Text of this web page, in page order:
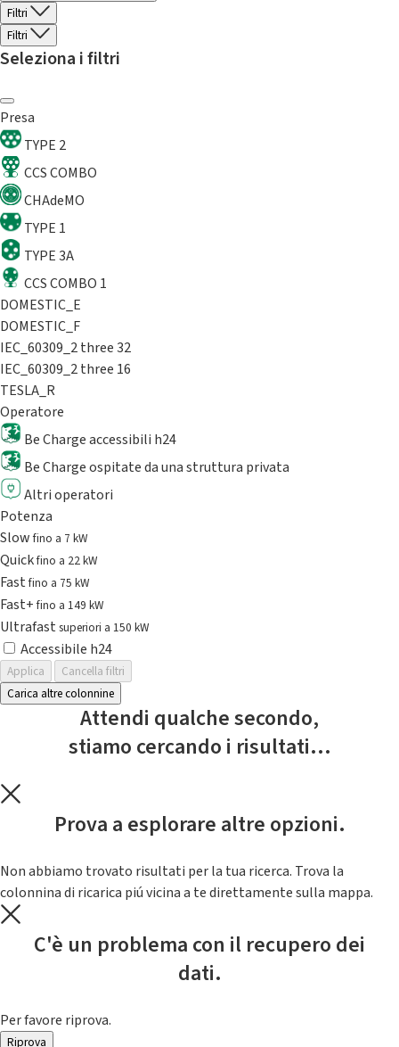
Filtri
Filtri
Seleziona i filtri
Presa
TYPE 2
CCS COMBO
CHAdeMO
TYPE 1
TYPE 3A
CCS COMBO 1
DOMESTIC_E
DOMESTIC_F
IEC_60309_2 three 32
IEC_60309_2 three 16
TESLA_R
Operatore
Be Charge accessibili h24
Be Charge ospitate da una struttura privata
Altri operatori
Potenza
Slowfino a 7 kW
Quickfino a 22 kW
Fastfino a 75 kW
Fast+fino a 149 kW
Ultrafast superiori a 150 kW
Accessibile h24
Applica
Cancella filtri
Carica altre colonnine
Attendi qualche secondo,
stiamo cercando i risultati...
Prova a esplorare altre opzioni.
Non abbiamo trovato risultati per la tua ricerca. Trova la
colonnina di ricarica piú vicina a te direttamente sulla mappa.
C'è un problema con il recupero dei
dati.
Per favore riprova.
Riprova